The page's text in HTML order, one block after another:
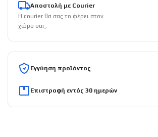
Αποστολή με Courier
Η courier θα σας το φέρει στον
χώρο σας.
Εγγύηση προϊόντος
Επιστροφή εντός 30 ημερών